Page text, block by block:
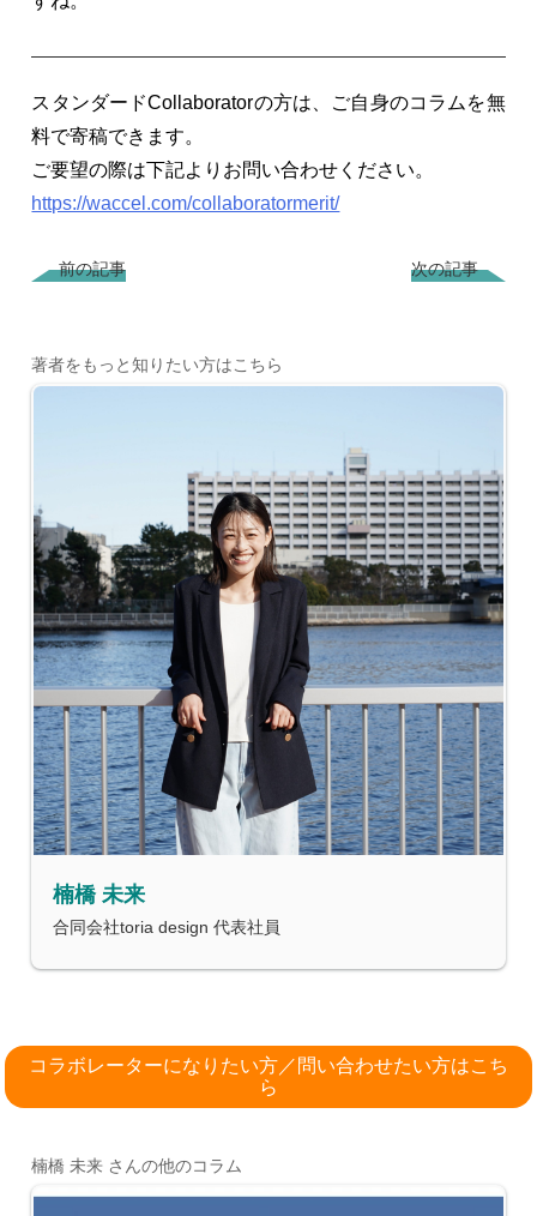
スタンダードCollaboratorの方は、ご自身のコラムを無
料で寄稿できます。
ご要望の際は下記よりお問い合わせください。
https://waccel.com/collaboratormerit/
前の記事 次の記事
著者をもっと知りたい方はこちら
楠橋 未来
合同会社toria design 代表社員
コラボレーターになりたい方／問い合わせたい方はこち
ら
楠橋 未来 さんの他のコラム